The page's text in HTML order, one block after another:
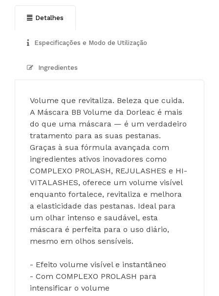
Detalhes
Especificações e Modo de Utilização
Ingredientes
Volume que revitaliza. Beleza que cuida.
A Máscara BB Volume da Dorleac é mais
do que uma máscara — é um verdadeiro
tratamento para as suas pestanas.
Graças à sua fórmula avançada com
ingredientes ativos inovadores como
COMPLEXO PROLASH, REJULASHES e HI-
VITALASHES, oferece um volume visível
enquanto fortalece, revitaliza e melhora
a elasticidade das pestanas. Ideal para
um olhar intenso e saudável, esta
máscara é perfeita para o uso diário,
mesmo em olhos sensíveis.
- Efeito volume visível e instantâneo
- Com COMPLEXO PROLASH para
intensificar o volume